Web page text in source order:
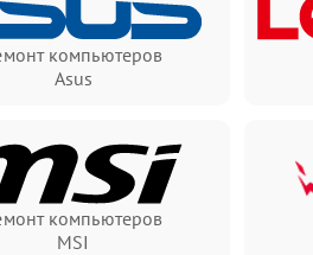
компьютеров
Asus
компьютеров
MSI